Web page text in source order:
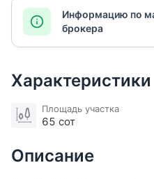
Информацию по
брокера
Характеристики
Площадь участка
65 сот
Описание